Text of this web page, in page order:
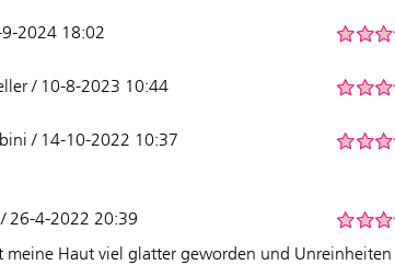
9-2024 18:02
/ 10-8-2023 10:44
/ 14-10-2022 10:37
26-4-2022 20:39
meine Haut viel glatter geworden und Unreinheiten